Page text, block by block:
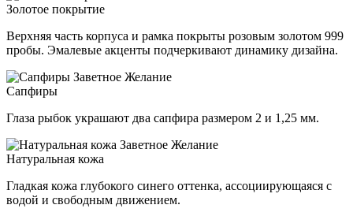
Золотое покрытие
Верхняя часть корпуса и рамка покрыты розовым золотом 999
пробы. Эмалевые акценты подчеркивают динамику дизайна.
Сапфиры
Глаза рыбок украшают два сапфира размером 2 и 1,25 мм.
Натуральная кожа
Гладкая кожа глубокого синего оттенка, ассоциирующаяся с
водой и свободным движением.